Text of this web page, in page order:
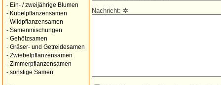
- Ein- / zweijährige Blumen
- Kübelpflanzensamen
- Wildpflanzensamen
- Samenmischungen
- Gehölzsamen
- Gräser- und Getreidesamen
- Zwiebelpflanzensamen
- Zimmerpflanzensamen
- sonstige Samen
Nachricht: ✲